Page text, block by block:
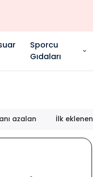
Sporcu
Gıdaları
azalan İlk eklenen